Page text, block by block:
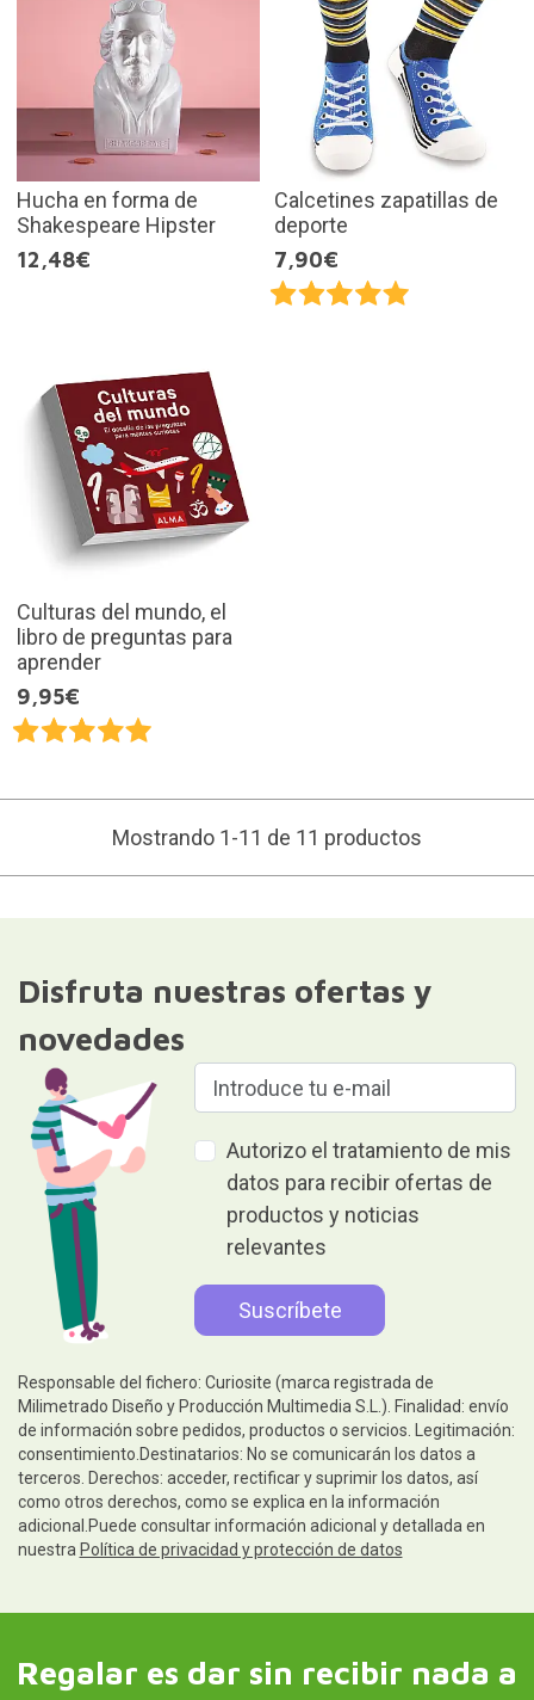
Hucha en forma de
Shakespeare Hipster
12,48€
Calcetines zapatillas de
deporte
7,90€
Culturas del mundo, el
libro de preguntas para
aprender
9,95€
Mostrando 1-11 de 11 productos
Disfruta nuestras ofertas y
novedades
Autorizo el tratamiento de mis
datos para recibir ofertas de
productos y noticias
relevantes
Responsable del fichero: Curiosite (marca registrada de
Milimetrado Diseño y Producción Multimedia S.L.). Finalidad: envío
de información sobre pedidos, productos o servicios. Legitimación:
consentimiento.Destinatarios: No se comunicarán los datos a
terceros. Derechos: acceder, rectificar y suprimir los datos, así
como otros derechos, como se explica en la información
adicional.Puede consultar información adicional y detallada en
nuestra Política de privacidad y protección de datos
Regalar es dar sin recibir nada a